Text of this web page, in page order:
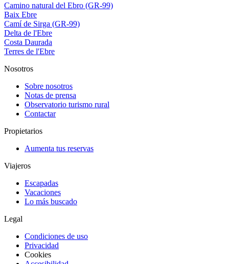
Camino natural del Ebro (GR-99)
Baix Ebre
Camí de Sirga (GR-99)
Delta de l'Ebre
Costa Daurada
Terres de l'Ebre
Nosotros
Sobre nosotros
Notas de prensa
Observatorio turismo rural
Contactar
Propietarios
Aumenta tus reservas
Viajeros
Escapadas
Vacaciones
Lo más buscado
Legal
Condiciones de uso
Privacidad
Cookies